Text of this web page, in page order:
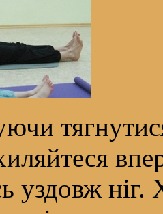
уздовж ніг.